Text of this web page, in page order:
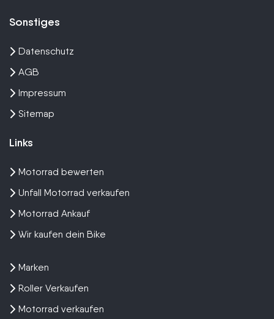
Sonstiges
Datenschutz
AGB
Impressum
Sitemap
Links
Motorrad bewerten
Unfall Motorrad verkaufen
Motorrad Ankauf
Wir kaufen dein Bike
Marken
Roller Verkaufen
Motorrad verkaufen